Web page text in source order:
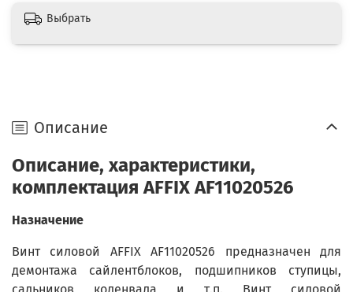
Выбрать
Описание
Описание, характеристики,
комплектация AFFIX AF11020526
Назначение
Винт силовой AFFIX AF11020526 предназначен для
демонтажа сайлентблоков, подшипников ступицы,